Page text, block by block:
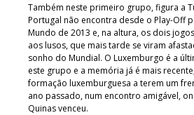
Também neste primeiro grupo, figura a
Portugal não encontra desde o Play-Off
Mundo de 2013 e, na altura, os dois
aos lusos, que mais tarde se viram
sonho do Mundial. O Luxemburgo é a
este grupo e a memória já é mais
formação luxemburguesa a terem um
ano passado, num encontro amigável,
Quinas venceu.